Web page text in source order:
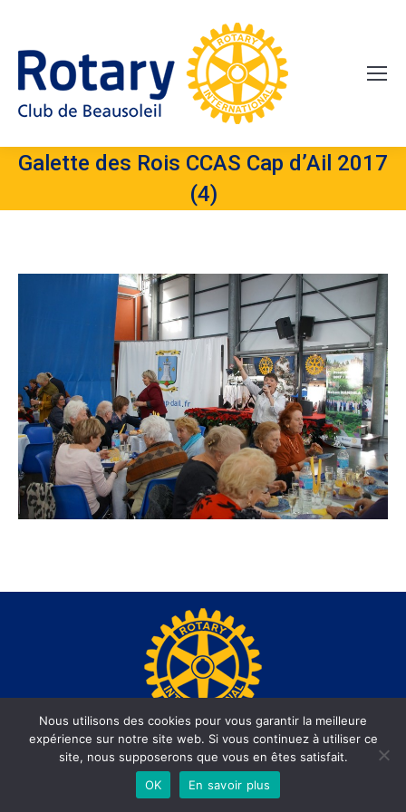
Galette des Rois CCAS Cap d’Ail 2017
(4)
www.rotary-beausoleil.org - Site réalisé par l'agence web
informatiques.com
Footer Menu
Nous utilisons des cookies pour vous garantir la meilleure
expérience sur notre site web. Si vous continuez à utiliser ce
site, nous supposerons que vous en êtes satisfait.
OK
En savoir plus